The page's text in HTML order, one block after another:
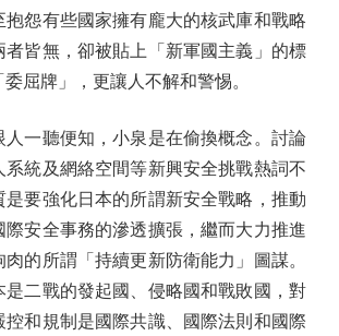
抱怨有些國家擁有龐大的核武庫和戰略
者皆無，卻被貼上「新軍國主義」的標
屈牌」，更讓人不解和警惕。
一聽便知，小泉是在偷換概念。討論
系統及網絡空間等新興安全挑戰熱詞不
是要強化日本的所謂新安全戰略，推動
際安全事務的滲透擴張，繼而大力推進
肉的所謂「持續更新防衛能力」圖謀。
是二戰的發起國、侵略國和戰敗國，對
控和規制是國際共識、國際法則和國際